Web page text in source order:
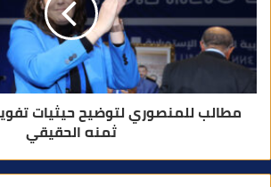
مطالب للمنصوري لتوضيح حيثيات
ثمنه الحقيقي